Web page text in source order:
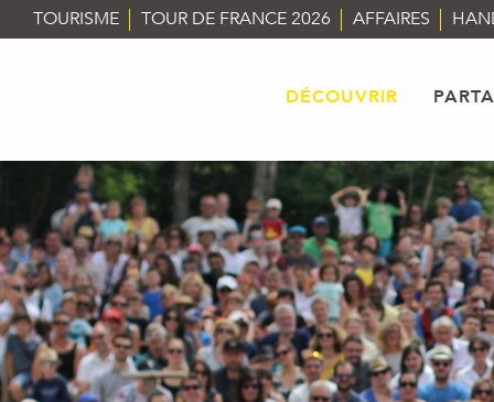
Aller
au
TOURISME TOUR DE FRANCE 2026 AFFAIRES
DÉCOUVRIR